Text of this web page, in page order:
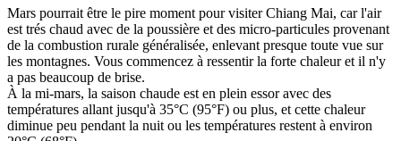
Mars pourrait être le pire moment pour visiter Chiang Mai, car l'air
est trés chaud avec de la poussière et des micro-particules provenant
de la combustion rurale généralisée, enlevant presque toute vue sur
les montagnes. Vous commencez à ressentir la forte chaleur et il n'y
a pas beaucoup de brise.
À la mi-mars, la saison chaude est en plein essor avec des
températures allant jusqu'à 35°C (95°F) ou plus, et cette chaleur
diminue peu pendant la nuit ou les températures restent à environ